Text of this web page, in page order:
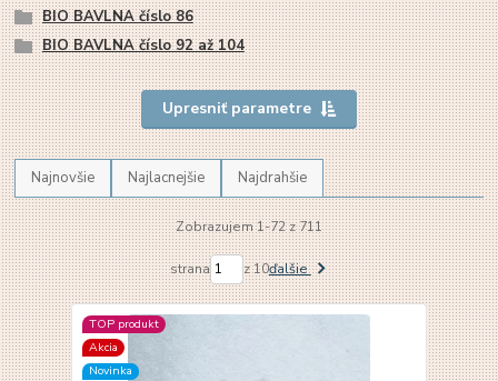
BIO BAVLNA číslo 86
BIO BAVLNA číslo 92 až 104
Upresniť parametre
Najnovšie Najlacnejšie Najdrahšie
Zobrazujem 1-72 z 711
strana z 10ďalšie
TOP produkt
Akcia
Novinka